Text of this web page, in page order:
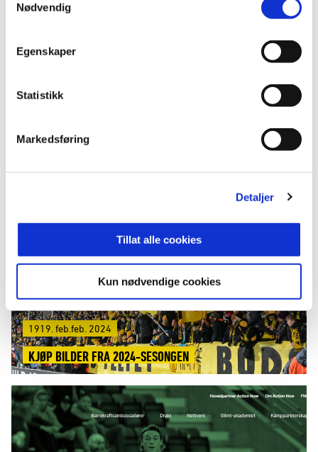
Nødvendig
Egenskaper
Statistikk
Markedsføring
Detaljer
Tillat alle cookies
Kun nødvendige cookies
1919. feb.feb. 2024
KJØP BILDER FRA 2024-SESONGEN